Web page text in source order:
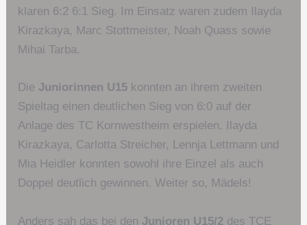
klaren 6:2 6:1 Sieg. Im Einsatz waren zudem Ilayda
Kirazkaya, Marc Stottmeister, Noah Quass sowie
Mihai Tarba.
Die Juniorinnen U15 konnten an ihrem zweiten
Spieltag einen deutlichen Sieg von 6:0 auf der
Anlage des TC Kornwestheim erspielen. Ilayda
Kirazkaya, Carlotta Streicher, Lennja Lettmann und
Mia Heidler konnten sowohl ihre Einzel als auch
Doppel deutlich gewinnen. Weiter so, Mädels!
Anders sah das bei den Junioren U15/2 des TCE